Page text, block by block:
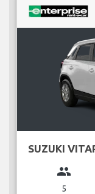
SUZUKI
group
5